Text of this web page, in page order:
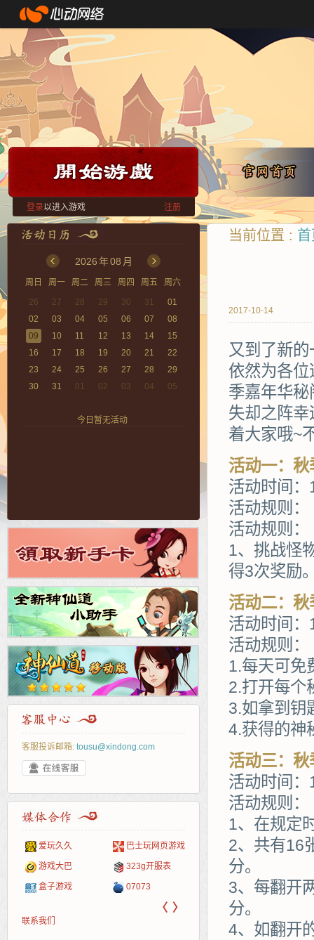
登录以进入游戏 注册
2026年08 月
周日 周一 周二 周三 周四 周五
周六
26
27 28 29 30 31
01
02
03 04 05 06 07
08
09
10 11 12 13 14
15
16
17 18 19 20 21
22
23
24 25 26 27 28
29
30
31 01 02 03 04 05
今日暂无活动
客服投诉邮箱: tousu@xindong.com
巴士玩网页游戏
323g开服表
07073
265G
腾讯游戏 新浪游戏
新浪页游 网易游戏
多玩
pcgame
Cwan
游一游
游侠网页游戏
5617网游网 一游网
开服网
斗蟹网页游戏
4q5q游戏
〈 〉
联系我们
当前位置 :
2017-10-14
又到了新
依然为各
季嘉年华
失却之阵
着大家哦~
活动一：
活动时间
活动规则：
活动规则：
1、挑战怪
得3次奖励
活动二：
活动时间
活动规则：
1.每天可免
2.打开每个
3.如拿到钥
4.获得的神
活动三：
活动时间
活动规则：
1、在规定
2、共有16
分。
3、每翻开
分。
4、如翻开